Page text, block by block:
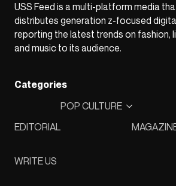
USS Feed is a multi-platform media
distributes generation z-focused
reporting the latest trends on fashion,
and music to its audience.
Categories
EDITORIAL
POP CULTURE
WRITE US